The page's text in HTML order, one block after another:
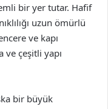
bir yer tutar. Hafif
uzun ömürlü
ve kapı
ve çeşitli yapı
bir büyük